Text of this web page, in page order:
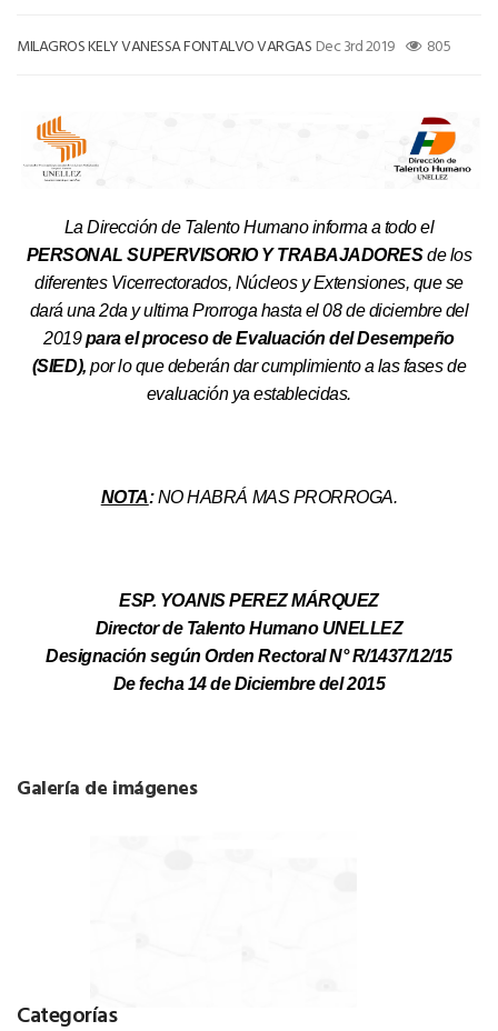
MILAGROS KELY VANESSA FONTALVO VARGAS Dec 3rd 2019 805
La Dirección de Talento Humano informa a todo el
PERSONAL SUPERVISORIO Y TRABAJADORESde los
diferentes Vicerrectorados, Núcleos y Extensiones, que se
dará una 2da y ultima Prorroga hasta el 08 de diciembre del
2019para el proceso de Evaluación del Desempeño
(SIED), por lo que deberán dar cumplimiento a las fases de
evaluación ya establecidas.
NOTA:NO HABRÁ MAS PRORROGA.
ESP. YOANIS PEREZ MÁRQUEZ
Director de Talento Humano UNELLEZ
Designación según Orden Rectoral N° R/1437/12/15
De fecha 14 de Diciembre del 2015
Galería de imágenes
Categorías